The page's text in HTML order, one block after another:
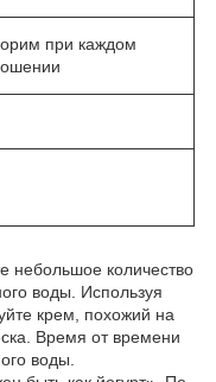
при каждом
небольшое количество
воды. Используя
крем, похожий на
Время от времени
воды.